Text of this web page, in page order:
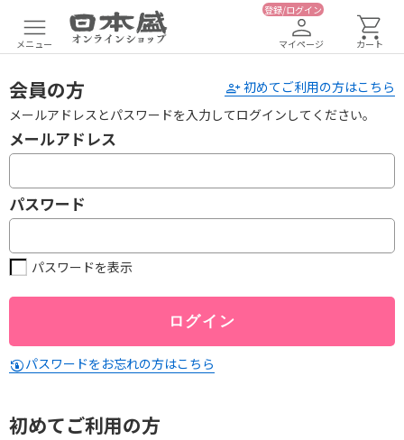
メニュー
登録/ログイン
マイページ カート
初めてご利用の方はこちら
会員の方
メールアドレスとパスワードを入力してログインしてください。
メールアドレス
パスワード
パスワードを表示
パスワードをお忘れの方はこちら
初めてご利用の方